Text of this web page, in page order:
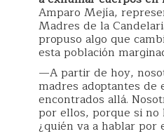
Amparo Mejía,
Madres de la
propuso algo que
esta población
—A partir de hoy,
madres adoptantes de
encontrados allá.
por ellos, porque si no
¿quién va a hablar por